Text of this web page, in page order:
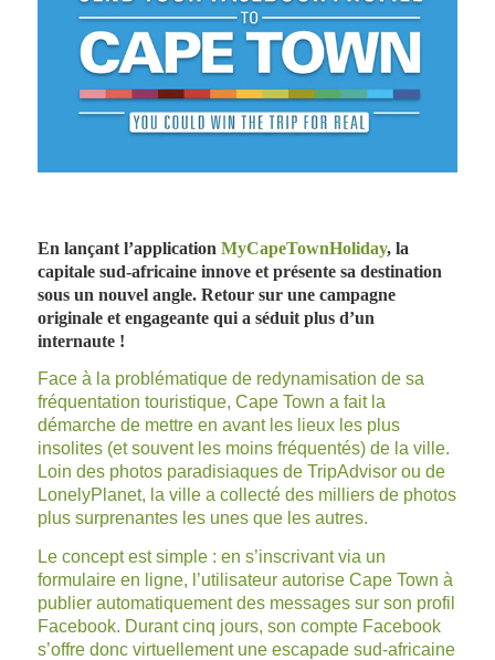
En lançant l’application MyCapeTownHoliday, la
capitale sud-africaine innove et présente sa destination
sous un nouvel angle. Retour sur une campagne
originale et engageante qui a séduit plus d’un
internaute !
Face à la problématique de redynamisation de sa
fréquentation touristique, Cape Town a fait la
démarche de mettre en avant les lieux les plus
insolites (et souvent les moins fréquentés) de la ville.
Loin des photos paradisiaques de TripAdvisor ou de
LonelyPlanet, la ville a collecté des milliers de photos
plus surprenantes les unes que les autres.
Le concept est simple : en s’inscrivant via un
formulaire en ligne, l’utilisateur autorise Cape Town à
publier automatiquement des messages sur son profil
Facebook. Durant cinq jours, son compte Facebook
s’offre donc virtuellement une escapade sud-africaine